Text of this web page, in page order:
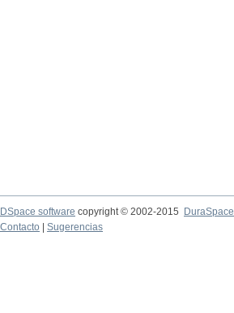
DSpace software copyright © 2002-2015
DuraSpace
Contacto
Sugerencias